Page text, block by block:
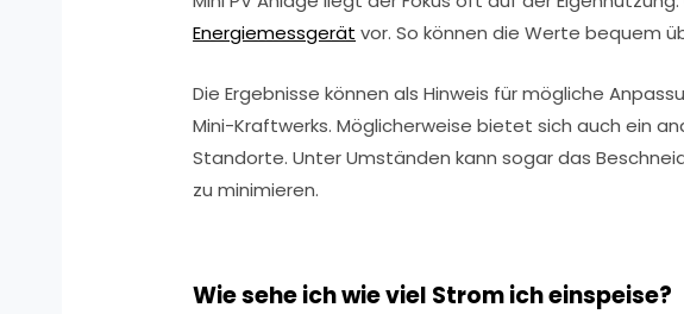
Energiemessgerät vor. So können die Werte bequem
Die Ergebnisse können als Hinweis für mögliche
Mini-Kraftwerks. Möglicherweise bietet sich auch ein
Standorte. Unter Umständen kann sogar das
zu minimieren.
Wie sehe ich wie viel Strom ich einspeise?